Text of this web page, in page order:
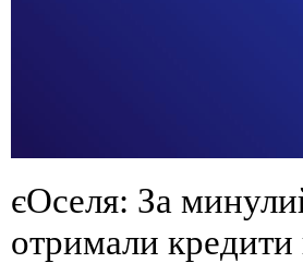
єОселя: За
отримали